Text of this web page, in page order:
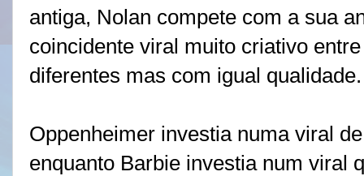
antiga, Nolan compete com a sua
coincidente viral muito criativo
diferentes mas com igual
Oppenheimer investia numa viral
enquanto Barbie investia num viral